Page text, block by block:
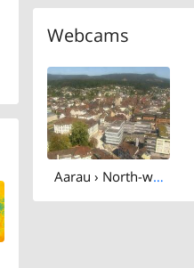
Webcams
Aarau › North-west: Stadtkirche Aarau